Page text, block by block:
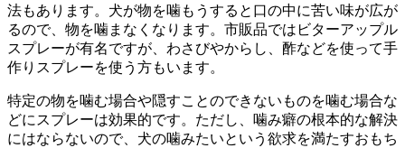
法もあります。犬が物を噛もうすると口の中に苦い味が広が
るので、物を噛まなくなります。市販品ではビターアップル
スプレーが有名ですが、わさびやからし、酢などを使って手
作りスプレーを使う方もいます。
特定の物を噛む場合や隠すことのできないものを噛む場合な
どにスプレーは効果的です。ただし、噛み癖の根本的な解決
にはならないので、犬の噛みたいという欲求を満たすおもち